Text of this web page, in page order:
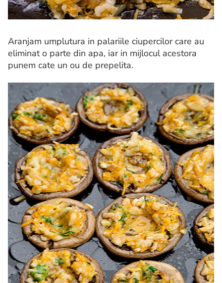
Aranjam umplutura in palariile ciupercilor care au
eliminat o parte din apa, iar in mijlocul acestora
punem cate un ou de prepelita.